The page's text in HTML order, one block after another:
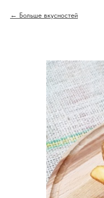
Больше вкусностей